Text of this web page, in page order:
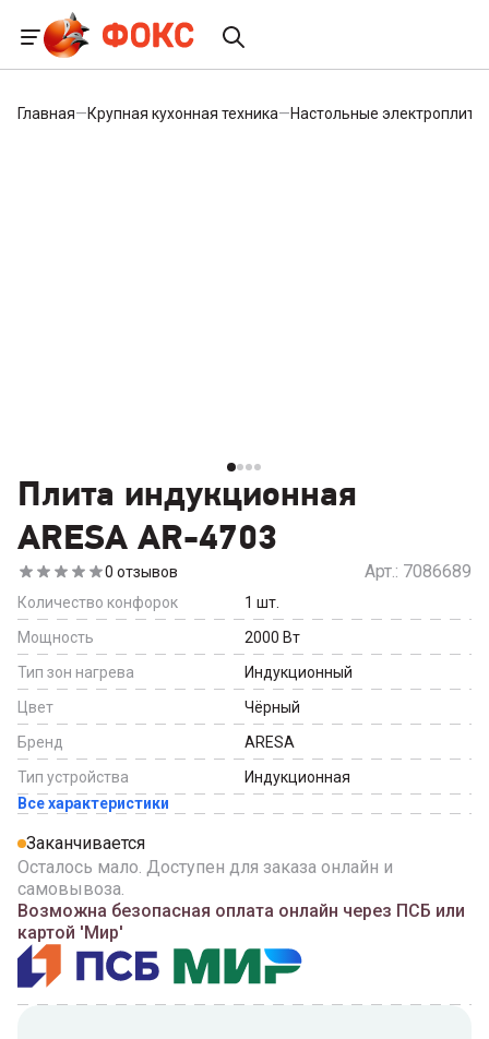
Главная—Крупная кухонная техника—Настольные электроплиты
Плита индукционная
ARESA AR-4703
0 отзывов Арт.: 7086689
Количество конфорок 1 шт.
Мощность
2000 Вт
Тип зон нагрева
Индукционный
Цвет
Чёрный
Бренд
ARESA
Тип устройства
Индукционная
Все характеристики
Заканчивается
Осталось мало. Доступен для заказа онлайн и
самовывоза.
Возможна безопасная оплата онлайн через ПСБ или
картой 'Мир'